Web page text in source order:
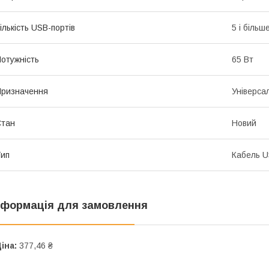
USB-портів 5 і
65 Вт
Новий
Кабель
для замовлення
377,46 ₴